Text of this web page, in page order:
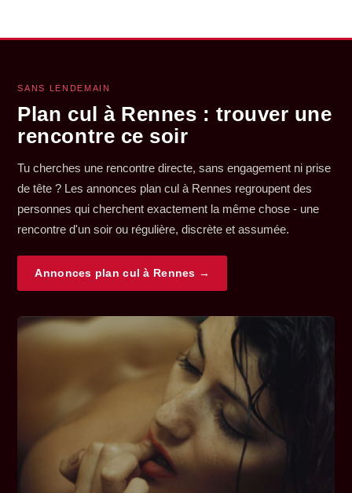
SANS LENDEMAIN
Plan cul à Rennes : trouver une
rencontre ce soir
Tu cherches une rencontre directe, sans engagement ni prise
de tête ? Les annonces plan cul à Rennes regroupent des
personnes qui cherchent exactement la même chose - une
rencontre d'un soir ou régulière, discrète et assumée.
Annonces plan cul à Rennes →